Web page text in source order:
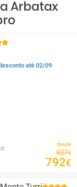
Arbatax
até 02/09
desde
827€
792€